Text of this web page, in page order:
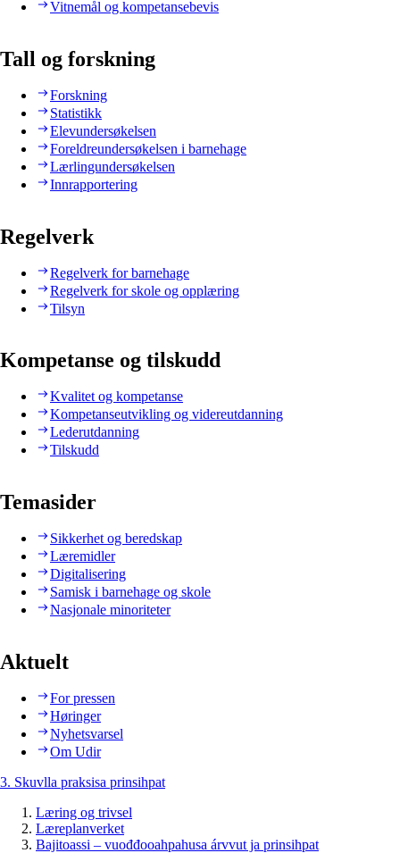
Vitnemål og kompetansebevis
Tall og forskning
Forskning
Statistikk
Elevundersøkelsen
Foreldreundersøkelsen i barnehage
Lærlingundersøkelsen
Innrapportering
Regelverk
Regelverk for barnehage
Regelverk for skole og opplæring
Tilsyn
Kompetanse og tilskudd
Kvalitet og kompetanse
Kompetanseutvikling og videreutdanning
Lederutdanning
Tilskudd
Temasider
Sikkerhet og beredskap
Læremidler
Digitalisering
Samisk i barnehage og skole
Nasjonale minoriteter
Aktuelt
For pressen
Høringer
Nyhetsvarsel
Om Udir
3. Skuvlla praksisa prinsihpat
Læring og trivsel
Læreplanverket
Bajitoassi – vuođđooahpahusa árvvut ja prinsihpat